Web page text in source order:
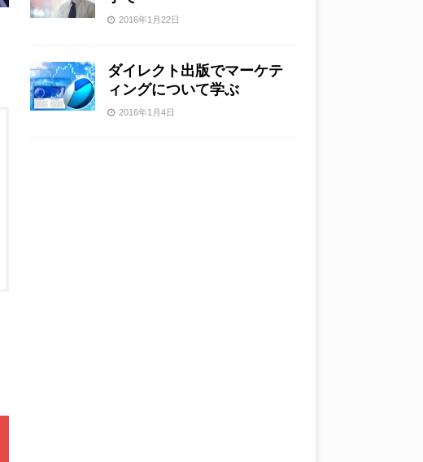
2016年1月22日
ダイレクト出版でマーケテ
ィングについて学ぶ
2016年1月4日